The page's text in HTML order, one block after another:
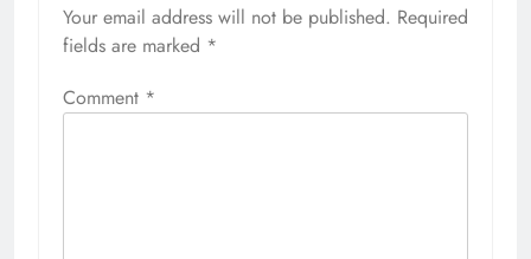
Your email address will not be published. Required
fields are marked *
Comment *